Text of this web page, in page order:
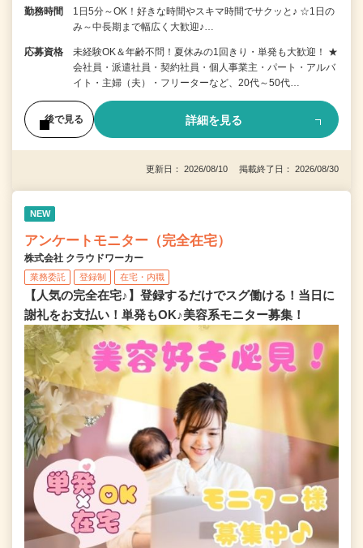
勤務時間
1日5分～OK！好きな時間やスキマ時間でサクッと♪ ☆1日の
み～中長期まで幅広く大歓迎♪…
応募資格
未経験OK＆年齢不問！夏休みの1回きり・単発も大歓迎！ ★
会社員・派遣社員・契約社員・個人事業主・パート・アルバ
イト・主婦（夫）・フリーターなど、20代～50代…
後で見る 詳細を見る
更新日： 2026/08/10 掲載終了日： 2026/08/30
NEW
アンケートモニター（完全在宅）
株式会社 クラウドワーカー
業務委託 登録制 在宅・内職
【人気の完全在宅♪】登録するだけでスグ働ける！当日に
謝礼をお支払い！単発もOK♪美容系モニター募集！